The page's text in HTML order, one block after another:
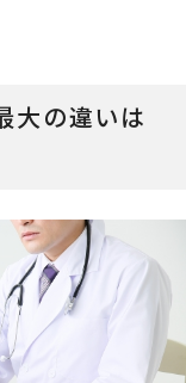
大の違いは